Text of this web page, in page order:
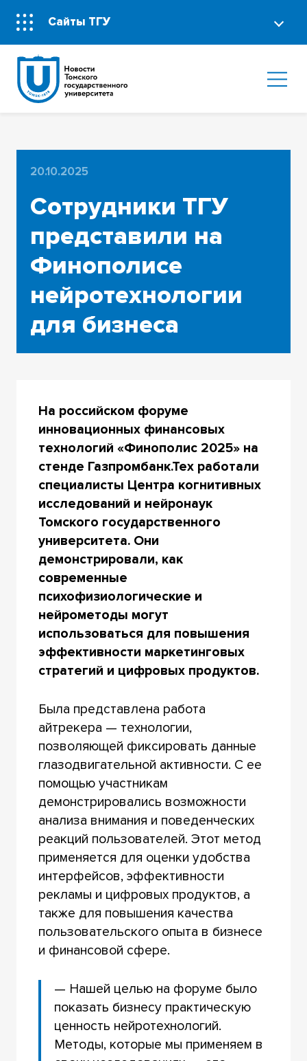
Сайты ТГУ
20.10.2025
Сотрудники ТГУ
представили на
Финополисе
нейротехнологии
для бизнеса
На российском форуме
инновационных финансовых
технологий «Финополис 2025» на
стенде Газпромбанк.Тех работали
специалисты Центра когнитивных
исследований и нейронаук
Томского государственного
университета. Они
демонстрировали, как
современные
психофизиологические и
нейрометоды могут
использоваться для повышения
эффективности маркетинговых
стратегий и цифровых продуктов.
Была представлена работа
айтрекера — технологии,
позволяющей фиксировать данные
глазодвигательной активности. С ее
помощью участникам
демонстрировались возможности
анализа внимания и поведенческих
реакций пользователей. Этот метод
применяется для оценки удобства
интерфейсов, эффективности
рекламы и цифровых продуктов, а
также для повышения качества
пользовательского опыта в бизнесе
и финансовой сфере.
— Нашей целью на форуме было
показать бизнесу практическую
ценность нейротехнологий.
Методы, которые мы применяем в